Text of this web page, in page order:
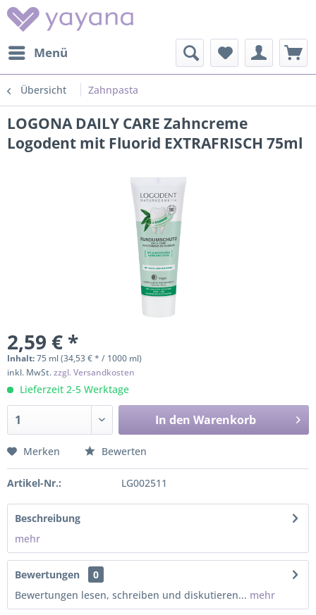
Menü
Übersicht Zahnpasta
LOGONA DAILY CARE Zahncreme
Logodent mit Fluorid EXTRAFRISCH 75ml
2,59 € *
Inhalt:75 ml (34,53 € * / 1000 ml)
inkl. MwSt.zzgl. Versandkosten
Lieferzeit 2-5 Werktage
In den Warenkorb
Merken Bewerten
Artikel-Nr.: LG002511
Beschreibung
mehr
Bewertungen
0
Bewertungen lesen, schreiben und diskutieren... mehr